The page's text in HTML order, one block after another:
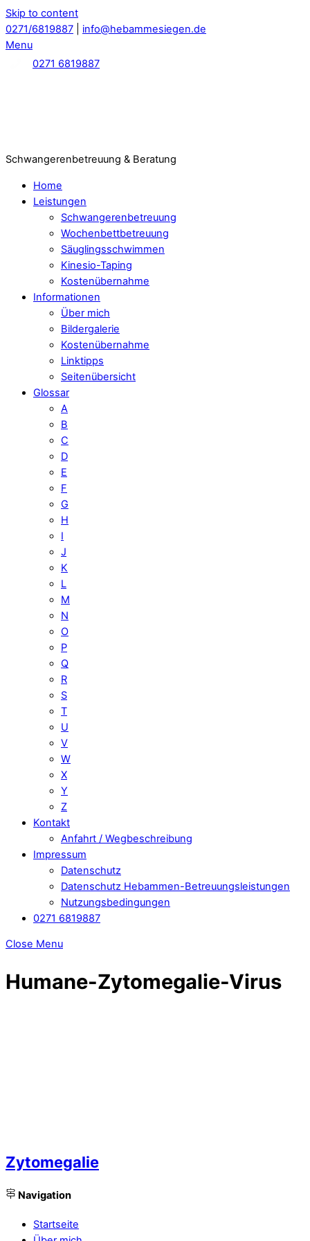
Skip to content
0271/6819887
info@hebammesiegen.de
Menu
0271 6819887
Schwangerenbetreuung & Beratung
Home
Leistungen
Schwangerenbetreuung
Wochenbettbetreuung
Säuglingsschwimmen
Kinesio-Taping
Kostenübernahme
Informationen
Über mich
Bildergalerie
Kostenübernahme
Linktipps
Seitenübersicht
Glossar
A
B
C
D
E
F
G
H
I
J
K
L
M
N
O
P
Q
R
S
T
U
V
W
X
Y
Z
Kontakt
Anfahrt / Wegbeschreibung
Impressum
Datenschutz
Datenschutz Hebammen-Betreuungsleistungen
Nutzungsbedingungen
0271 6819887
Close Menu
Humane-Zytomegalie-Virus
Zytomegalie
Navigation
Startseite